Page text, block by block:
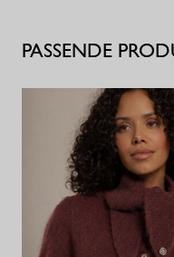
PASSENDE